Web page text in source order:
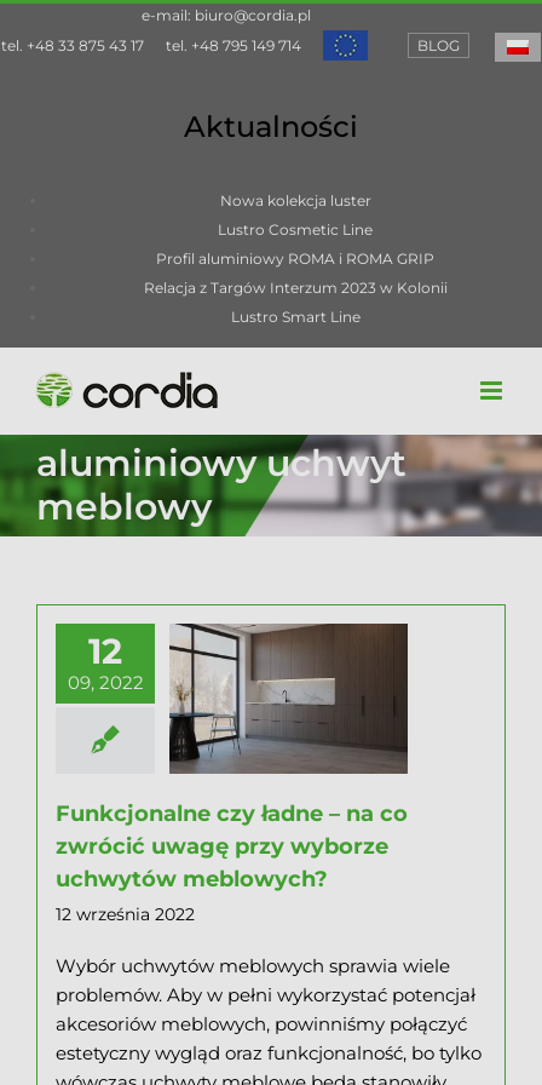
do
e-mail: biuro@cordia.pl
tel. +48 33 875 43 17 tel. +48 795 149 714 BLOG
Aktualności
Nowa kolekcja luster
Lustro Cosmetic Line
Profil aluminiowy ROMA i ROMA GRIP
Relacja z Targów Interzum 2023 w Kolonii
Lustro Smart Line
aluminiowy uchwyt
meblowy
12
09, 2022
Funkcjonalne czy ładne – na co
zwrócić uwagę przy wyborze
uchwytów meblowych?
12 września 2022
Wybór uchwytów meblowych sprawia wiele
problemów. Aby w pełni wykorzystać potencjał
akcesoriów meblowych, powinniśmy połączyć
estetyczny wygląd oraz funkcjonalność, bo tylko